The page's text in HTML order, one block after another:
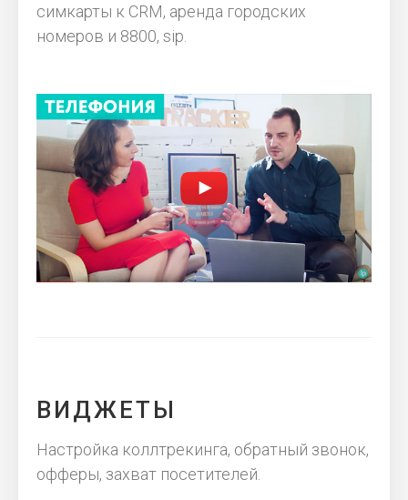
симкарты к CRM, аренда городских
номеров и 8800, sip.
ВИДЖЕТЫ
Настройка коллтрекинга, обратный звонок,
офферы, захват посетителей.